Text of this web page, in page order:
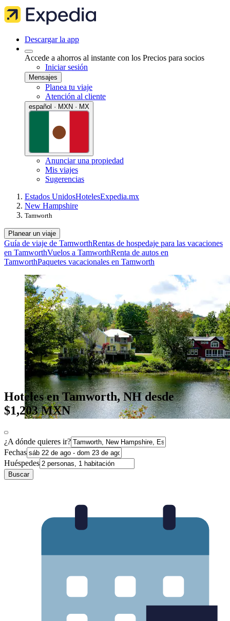
Descargar la app
Accede a ahorros al instante con los Precios para socios
Iniciar sesión
Mensajes
Planea tu viaje
Atención al cliente
español · MXN · MX
Anunciar una propiedad
Mis viajes
Sugerencias
Estados UnidosHotelesExpedia.mx
New Hampshire
Tamworth
Planear un viaje
Guía de viaje de TamworthRentas de hospedaje para las vacaciones
en TamworthVuelos a TamworthRenta de autos en
TamworthPaquetes vacacionales en Tamworth
Hoteles en Tamworth, NH desde
$1,203 MXN
¿A dónde quieres ir?
Fechas
Huéspedes
Buscar